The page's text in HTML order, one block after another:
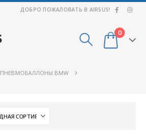
ДОБРО ПОЖАЛОВАТЬ В AIRSUS!
0
ПНЕВМОБАЛЛОНЫ BMW